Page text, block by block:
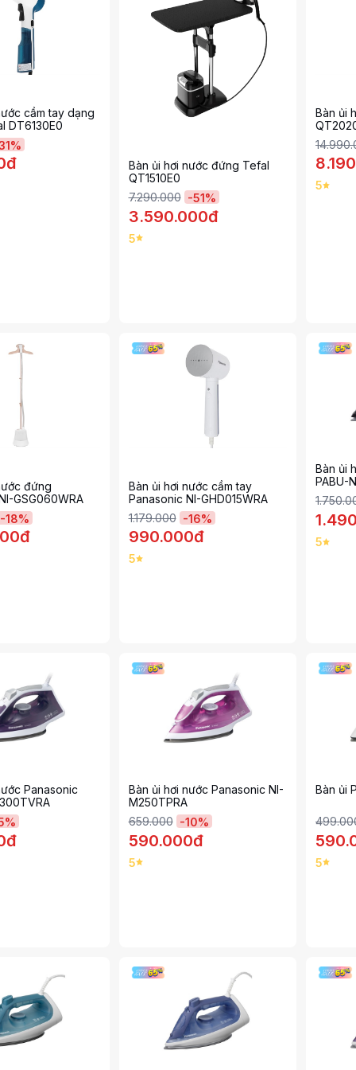
cầm tay dạng
DT6130E0
%
Bàn ủi hơi nước đứng Tefal
QT1510E0
7.290.000 -51%
3.590.000đ
5
Bàn ủi
5
đứng
GSG060WRA
-18%
Bàn ủi hơi nước cầm tay
Panasonic NI-GHD015WRA
1.179.000 -16%
990.000đ
5
Bàn ủi
PABU-
5
Panasonic
%
Bàn ủi hơi nước Panasonic NI-
M250TPRA
659.000 -10%
590.000đ
5
Bàn ủi
5